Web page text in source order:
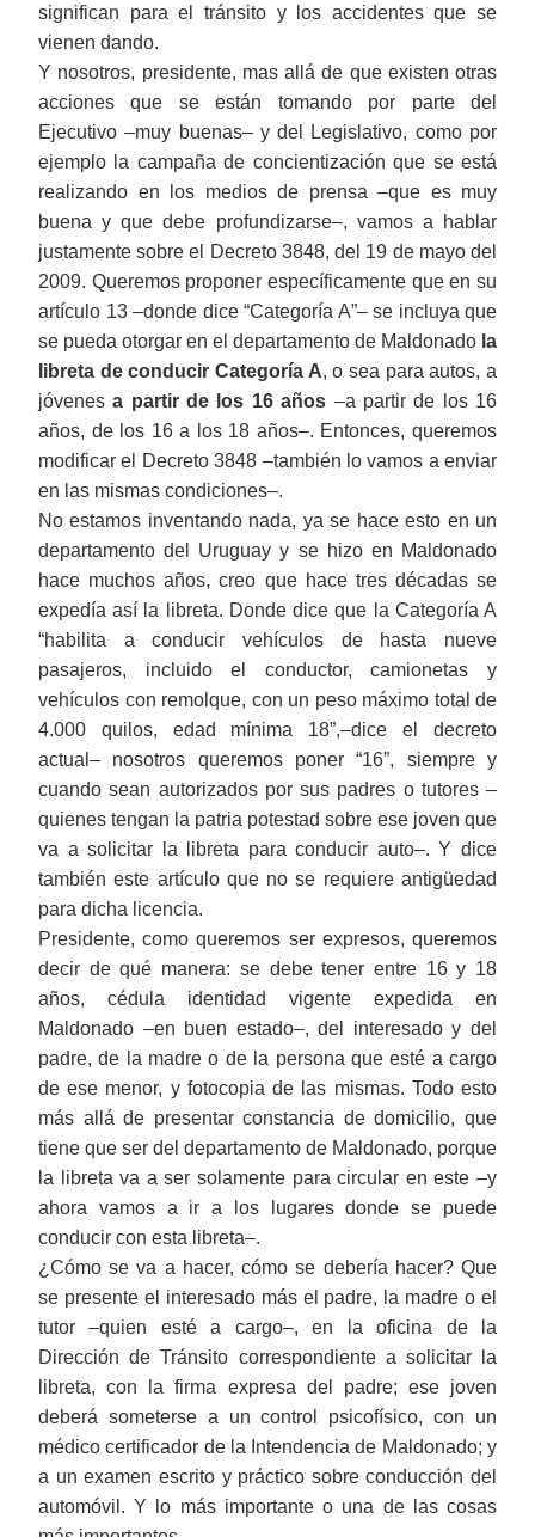
significan para el tránsito y los accidentes que se
vienen dando.
Y nosotros, presidente, mas allá de que existen otras
acciones que se están tomando por parte del
Ejecutivo ‒muy buenas‒ y del Legislativo, como por
ejemplo la campaña de concientización que se está
realizando en los medios de prensa ‒que es muy
buena y que debe profundizarse‒, vamos a hablar
justamente sobre el Decreto 3848, del 19 de mayo del
2009. Queremos proponer específicamente que en su
artículo 13 ‒donde dice “Categoría A”‒ se incluya que
se pueda otorgar en el departamento de Maldonado la
libreta de conducir Categoría A, o sea para autos, a
jóvenesa partir de los 16 años ‒a partir de los 16
años, de los 16 a los 18 años‒. Entonces, queremos
modificar el Decreto 3848 ‒también lo vamos a enviar
en las mismas condiciones‒.
No estamos inventando nada, ya se hace esto en un
departamento del Uruguay y se hizo en Maldonado
hace muchos años, creo que hace tres décadas se
expedía así la libreta. Donde dice que la Categoría A
“habilita a conducir vehículos de hasta nueve
pasajeros, incluido el conductor, camionetas y
vehículos con remolque, con un peso máximo total de
4.000 quilos, edad mínima 18”,‒dice el decreto
actual‒ nosotros queremos poner “16”, siempre y
cuando sean autorizados por sus padres o tutores ‒
quienes tengan la patria potestad sobre ese joven que
va a solicitar la libreta para conducir auto‒. Y dice
también este artículo que no se requiere antigüedad
para dicha licencia.
Presidente, como queremos ser expresos, queremos
decir de qué manera: se debe tener entre 16 y 18
años, cédula identidad vigente expedida en
Maldonado ‒en buen estado‒, del interesado y del
padre, de la madre o de la persona que esté a cargo
de ese menor, y fotocopia de las mismas. Todo esto
más allá de presentar constancia de domicilio, que
tiene que ser del departamento de Maldonado, porque
la libreta va a ser solamente para circular en este ‒y
ahora vamos a ir a los lugares donde se puede
conducir con esta libreta‒.
¿Cómo se va a hacer, cómo se debería hacer? Que
se presente el interesado más el padre, la madre o el
tutor ‒quien esté a cargo‒, en la oficina de la
Dirección de Tránsito correspondiente a solicitar la
libreta, con la firma expresa del padre; ese joven
deberá someterse a un control psicofísico, con un
médico certificador de la Intendencia de Maldonado; y
a un examen escrito y práctico sobre conducción del
automóvil. Y lo más importante o una de las cosas